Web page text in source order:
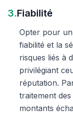
3.Fiabilité
Opter pour
fiabilité et la
risques liés à
privilégiant
réputation.
traitement
montants